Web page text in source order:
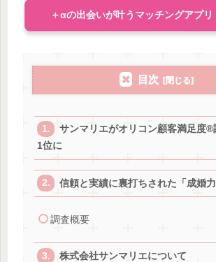
＋αの出会いが叶うマッチングアプリ
目次
サンマリエがオリコン顧客満足度®
1位に
信頼と実績に裏打ちされた「成婚力
調査概要
株式会社サンマリエについて